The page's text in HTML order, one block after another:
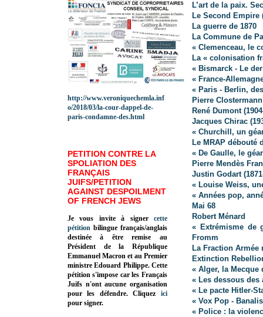
L’art de la paix.
Le Second Empire
La guerre de 1870
La Commune de
« Clemenceau, le
La « colonisation
« Bismarck - Le
« France-
« Paris - Berlin,
Pierre Clostermann
René Dumont
Jacques Chirac
« Churchill, un
Le MRAP débouté
« De Gaulle, le
Pierre Mendès
Justin Godart
« Louise Weiss,
« Années pop,
Mai 68
Robert Ménard
« Extrémisme de
Fromm
La Fraction Armée
Extinction
« Alger, la Mecque
« Les dessous
« Le pacte Hitler-
« Vox Pop -
« Police : la
http://www.veroniquechemla.inf
o/2018/03/la-cour-dappel-de-
paris-condamne-des.html
PETITION CONTRE LA
SPOLIATION DES
FRANÇAIS
JUIFS/PETITION
AGAINST DESPOILMENT
OF FRENCH JEWS
Je vous invite à signer cette
pétition bilingue français/anglais
destinée à être remise au
Président de la République
Emmanuel Macron et au Premier
ministre Edouard Philippe. Cette
pétition s'impose car les Français
Juifs n'ont aucune organisation
pour les défendre. Cliquez
ici
pour signer.